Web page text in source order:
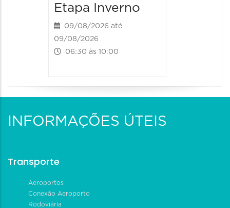
Etapa Inverno
09/08/2026 até
09/08/2026
06:30 às 10:00
INFORMAÇÕES ÚTEIS
Transporte
Aeroportos
Conexão Aeroporto
Rodoviária